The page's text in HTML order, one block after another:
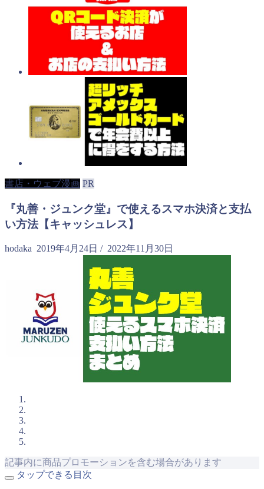
書店・ウェブ漫画 PR
『丸善・ジュンク堂』で使えるスマホ決済と支払
い方法【キャッシュレス】
hodaka 2019年4月24日 / 2022年11月30日
記事内に商品プロモーションを含む場合があります
タップできる目次